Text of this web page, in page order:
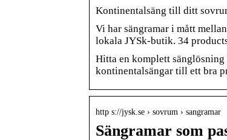
Kontinentalsäng till ditt
Vi har sängramar i mått
lokala JYSk-butik. 34
Hitta en komplett
kontinentalsängar till ett bra
http s://jysk.se › sovrum › sangramar
Sängramar som